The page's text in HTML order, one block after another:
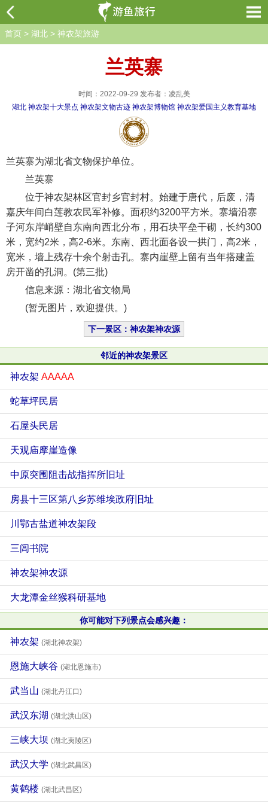
首页 > 湖北 > 神农架旅游
兰英寨
时间：2022-09-29 发布者：凌乱美
湖北 神农架十大景点 神农架文物古迹 神农架博物馆 神农架爱国主义教育基地
兰英寨为湖北省文物保护单位。
兰英寨
位于神农架林区官封乡官封村。始建于唐代，后废，清
嘉庆年间白莲教农民军补修。面积约3200平方米。寨墙沿寨
子河东岸峭壁自东南向西北分布，用石块平垒干砌，长约300
米，宽约2米，高2-6米。东南、西北面各设一拱门，高2米，
宽米，墙上残存十余个射击孔。寨内崖壁上留有当年搭建盖
房开凿的孔洞。(第三批)
信息来源：湖北省文物局
(暂无图片，欢迎提供。)
下一景区：神农架神农源
邻近的神农架景区
神农架 AAAAA
蛇草坪民居
石屋头民居
天观庙摩崖造像
中原突围阻击战指挥所旧址
房县十三区第八乡苏维埃政府旧址
川鄂古盐道神农架段
三闾书院
神农架神农源
大龙潭金丝猴科研基地
你可能对下列景点会感兴趣：
神农架 (湖北神农架)
恩施大峡谷 (湖北恩施市)
武当山 (湖北丹江口)
武汉东湖 (湖北洪山区)
三峡大坝 (湖北夷陵区)
武汉大学 (湖北武昌区)
黄鹤楼 (湖北武昌区)